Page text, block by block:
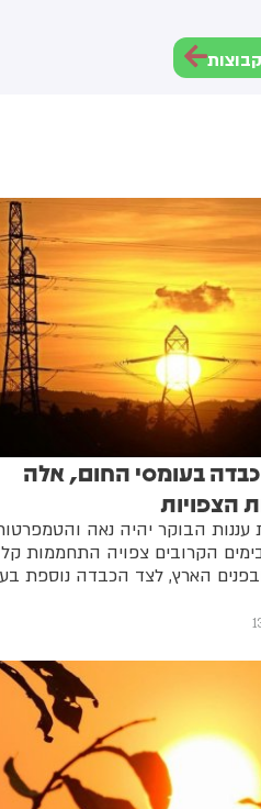
בעומסי החום, אלה
הצפויות
הבוקר יהיה נאה
הקרובים צפויה התחממות
הארץ, לצד הכבדה נוספת